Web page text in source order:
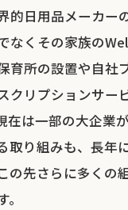
的日用品メーカー
なくその家族の
育所の設置や自社
クリプションサー
在は一部の大企業
取り組みも、長年
の先さらに多くの